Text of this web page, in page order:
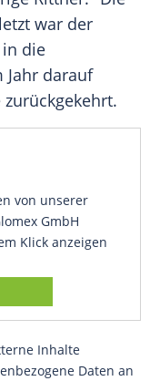
war der
in die
Jahr darauf
von unserer
GmbH
Klick anzeigen
Inhalte
Daten an